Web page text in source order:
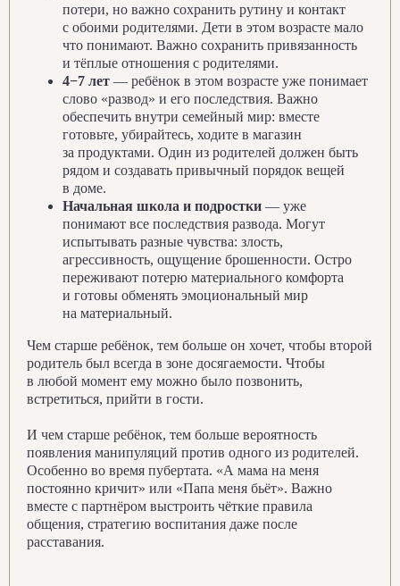
потери, но важно сохранить рутину и контакт
с обоими родителями. Дети в этом возрасте мало
что понимают. Важно сохранить привязанность
и тёплые отношения с родителями.
4−7 лет — ребёнок в этом возрасте уже понимает
слово «развод» и его последствия. Важно
обеспечить внутри семейный мир: вместе
готовьте, убирайтесь, ходите в магазин
за продуктами. Один из родителей должен быть
рядом и создавать привычный порядок вещей
в доме.
Начальная школа и подростки — уже
понимают все последствия развода. Могут
испытывать разные чувства: злость,
агрессивность, ощущение брошенности. Остро
переживают потерю материального комфорта
и готовы обменять эмоциональный мир
на материальный.
Чем старше ребёнок, тем больше он хочет, чтобы второй
родитель был всегда в зоне досягаемости. Чтобы
в любой момент ему можно было позвонить,
встретиться, прийти в гости.
И чем старше ребёнок, тем больше вероятность
появления манипуляций против одного из родителей.
Особенно во время пубертата. «А мама на меня
постоянно кричит» или «Папа меня бьёт». Важно
вместе с партнёром выстроить чёткие правила
общения, стратегию воспитания даже после
расставания.